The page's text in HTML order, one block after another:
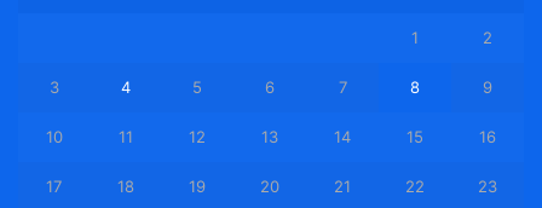
1 2
3 4 5 6 7 8 9
10 11 12 13 14 15 16
17 18 19 20 21 22 23